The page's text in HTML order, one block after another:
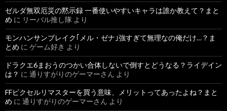
ゼルダ無双厄災の黙示録 一番使いやすいキャラは誰か教えて？まと
め に リーバル推し隊 より
モンハンサンブレイク｢メル・ゼナ｣強すぎて無理なの俺だけ…？ま
とめ に ゲーム好き より
ドラクエ6まおうのつかい合体しないで倒すとどうなる？ライデイン
は？ に 通りすがりのゲーマーさん より
FFピクセルリマスターを買う意味、メリットってあったよね？まと
め に 通りすがりのゲーマーさん より